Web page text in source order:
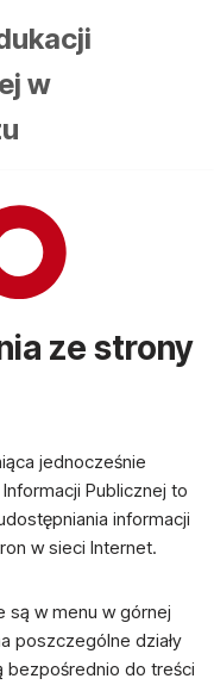
w
ze strony
jednocześnie
Publicznej to
informacji
w sieci Internet.
są w menu w górnej
poszczególne działy
bezpośrednio do treści